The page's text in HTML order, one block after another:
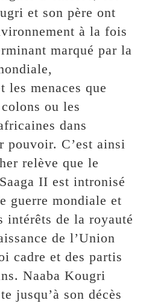
et son père ont
à la fois
marqué par la
les menaces que
ou les
dans
pouvoir. C’est ainsi
relève que le
II est intronisé
guerre mondiale et
intérêts de la royauté
de l’Union
cadre et des partis
Naaba Kougri
jusqu’à son décès